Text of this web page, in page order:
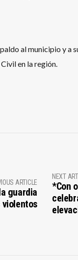
al municipio y a
en la región.
ARTICLE
guardia
violentos
NEXT
*Con